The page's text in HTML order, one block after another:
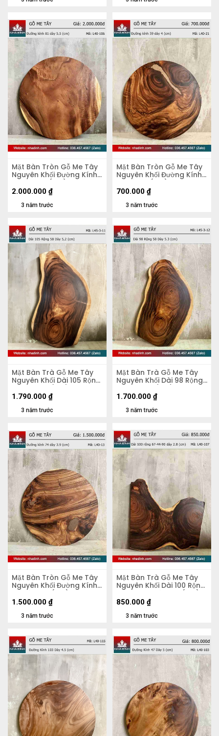
Mặt Bàn Tròn Gỗ Me Tây
Nguyên Khối Đường Kính
81 Dày 5,5 (cm)
3 năm trước
2.000.000 ₫
Mặt Bàn Tròn Gỗ Me Tây
Nguyên Khối Đường Kính
59 Dày 4 (cm)
3 năm trước
700.000 ₫
Mặt Bàn Trà Gỗ Me Tây
Nguyên Khối Dài 105 Rộng
58 Dày 5,2 (cm)
3 năm trước
1.790.000 ₫
Mặt Bàn Trà Gỗ Me Tây
Nguyên Khối Dài 98 Rộng
58 Dày 5,3 (cm)
3 năm trước
1.700.000 ₫
Mặt Bàn Tròn Gỗ Me Tây
Nguyên Khối Đường Kính
74 Dày 3.9 (cm)
3 năm trước
1.500.000 ₫
Mặt Bàn Trà Gỗ Me Tây
Nguyên Khối Dài 100 Rộng
67-44-90 Dày 2,8 (cm)
3 năm trước
850.000 ₫